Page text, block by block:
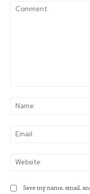
Save my name, email,